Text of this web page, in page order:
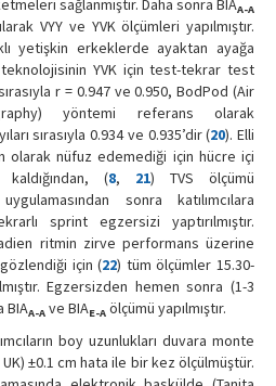
sağlanmıştır. Daha sonra BIAA-A
VYY ve YVK ölçümleri yapılmıştır.
yetişkin erkeklerde ayaktan ayağa
YVK için test-tekrar test
r = 0.947 ve 0.950, BodPod (Air
yöntemi referans olarak
sırasıyla 0.934 ve 0.935’dir (20). Elli
olarak nüfuz edemediği için hücre içi
(8, 21) TVS ölçümü
sonra katılımcılara
sprint egzersizi yaptırılmıştır.
ritmin zirve performans üzerine
için (22) tüm ölçümler 15.30-
Egzersizden hemen sonra (1-3
BIAA-A ve BIAE-A ölçümü yapılmıştır.
boy uzunlukları duvara monte
±0.1 cm hata ile bir kez ölçülmüştür.